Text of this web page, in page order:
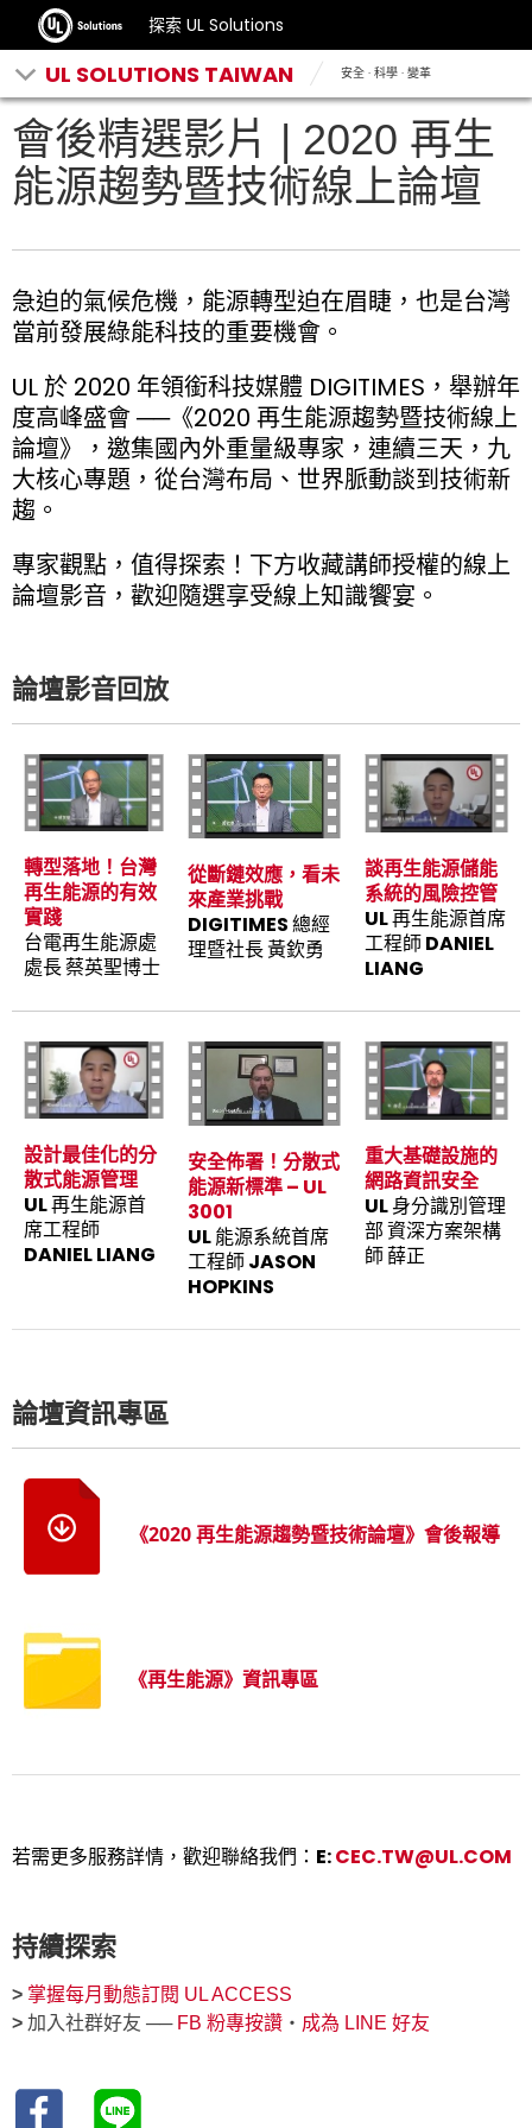
探索 UL Solutions
UL SOLUTIONS TAIWAN 安全 · 科學 · 變革
會後精選影片 | 2020 再生
能源趨勢暨技術線上論壇
急迫的氣候危機，能源轉型迫在眉睫，也是台灣
當前發展綠能科技的重要機會。
UL 於 2020 年領銜科技媒體 DIGITIMES，舉辦年
度高峰盛會 ──《2020 再生能源趨勢暨技術線上
論壇》，邀集國內外重量級專家，連續三天，九
大核心專題，從台灣布局、世界脈動談到技術新
趨。
專家觀點，值得探索！下方收藏講師授權的線上
論壇影音，歡迎隨選享受線上知識饗宴。
論壇影音回放
轉型落地！台灣
再生能源的有效
實踐
台電再生能源處
處長 蔡英聖博士
從斷鏈效應，看未
來產業挑戰
DIGITIMES 總經
理暨社長 黃欽勇
談再生能源儲能
系統的風險控管
UL 再生能源首席
工程師 DANIEL
LIANG
設計最佳化的分
散式能源管理
UL 再生能源首
席工程師
DANIEL LIANG
安全佈署！分散式
能源新標準 – UL
3001
UL 能源系統首席
工程師 JASON
HOPKINS
重大基礎設施的
網路資訊安全
UL 身分識別管理
部 資深方案架構
師 薛正
論壇資訊專區
《2020 再生能源趨勢暨技術論壇》會後報導
《再生能源》資訊專區
若需更多服務詳情，歡迎聯絡我們：E:CEC.TW@UL.COM
持續探索
> 掌握每月動態訂閱 UL ACCESS
> 加入社群好友 ── FB 粉專按讚 ‧ 成為 LINE 好友